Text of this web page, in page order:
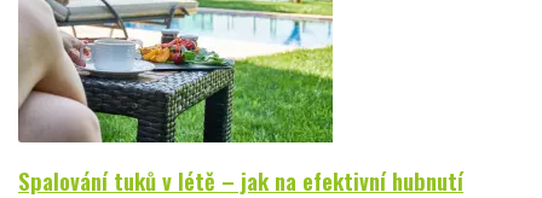
Spalování tuků v létě – jak na efektivní hubnutí